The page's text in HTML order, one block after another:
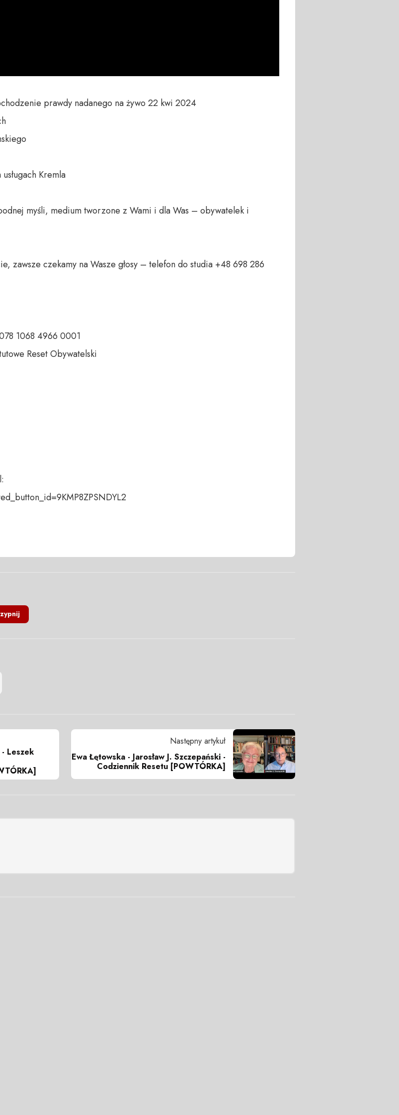
prawdy nadanego na żywo 22 kwi 2024
Kremla
myśli, medium tworzone z Wami i dla Was – obywatelek i
zawsze czekamy na Wasze głosy – telefon do studia +48 698 286
1068 4966 0001
Reset Obywatelski
Leszek
Następny artykuł
Ewa Łętowska - Jarosław J. Szczepański -
Codziennik Resetu [POWTÓRKA]